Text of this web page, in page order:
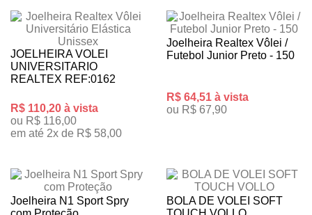
JOELHEIRA VOLEI
UNIVERSITARIO
REALTEX REF:0162
R$ 110,20 à vista
ou R$ 116,00
em até 2x de R$ 58,00
Joelheira Realtex Vôlei /
Futebol Junior Preto - 150
R$ 64,51 à vista
ou R$ 67,90
Joelheira N1 Sport Spry
BOLA DE VOLEI SOFT